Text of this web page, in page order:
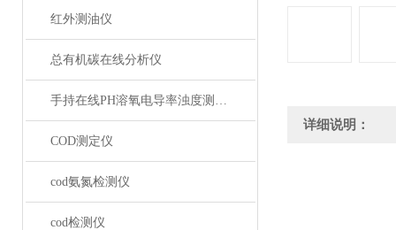
红外测油仪
总有机碳在线分析仪
手持在线PH溶氧电导率浊度测定仪
COD测定仪
cod氨氮检测仪
cod检测仪
详细说明：